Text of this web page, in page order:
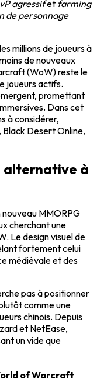
agressifet farming
de personnage
millions de joueurs à
de nouveaux
(WoW)reste le
joueurs actifs.
promettant
Dans cet
à considérer,
Black Desert Online,
alternative à
nouveau MMORPG
cherchant une
. Le design visuel de
fortement celui
médiévale et des
pas à positionner
comme une
chinois. Depuis
et NetEase,
un vide que
of Warcraft